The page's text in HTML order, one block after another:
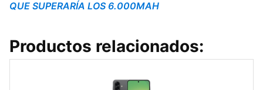
QUE SUPERARÍA LOS 6.000MAH
Productos relacionados: